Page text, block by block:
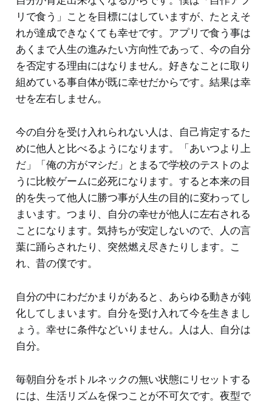
リで食う」ことを目標にはしていますが、たとえそ
れが達成できなくても幸せです。アプリで食う事は
あくまで人生の進みたい方向性であって、今の自分
を否定する理由にはなりません。好きなことに取り
組めている事自体が既に幸せだからです。結果は幸
せを左右しません。
今の自分を受け入れられない人は、自己肯定するた
めに他人と比べるようになります。「あいつより上
だ」「俺の方がマシだ」とまるで学校のテストのよ
うに比較ゲームに必死になります。すると本来の目
的を失って他人に勝つ事が人生の目的に変わってし
まいます。つまり、自分の幸せが他人に左右される
ことになります。気持ちが安定しないので、人の言
葉に踊らされたり、突然燃え尽きたりします。こ
れ、昔の僕です。
自分の中にわだかまりがあると、あらゆる動きが鈍
化してしまいます。自分を受け入れて今を生きまし
ょう。幸せに条件などいりません。人は人、自分は
自分。
毎朝自分をボトルネックの無い状態にリセットする
には、生活リズムを保つことが不可欠です。夜型で